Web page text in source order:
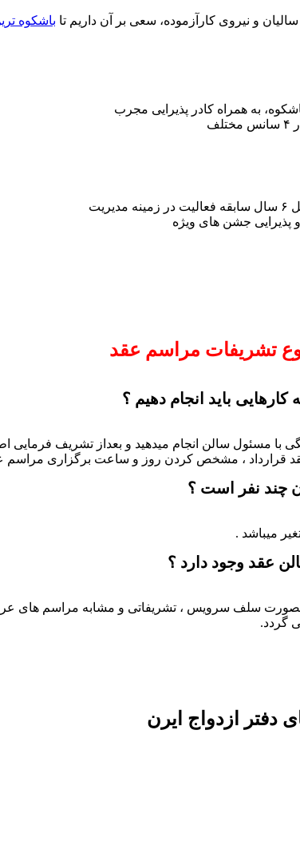
سالیان و نیروی کارآزموده، سعی بر آن داریم تا باشکوه
به همراه کادر پذیرایی مجرب
پذیرایی جشن های ویژه
تشریفات مراسم عقد
باید انجام دهیم ؟
با مسئول سالن انجام میدهید و بعداز تشریف
قرارداد ، مشخص کردن روز و ساعت برگزاری مراسم
چند نفر است ؟
عقد وجود دارد ؟
بصورت سلف سرویس ، تشریفاتی و مشابه مراسم های
گردد.
دفتر ازدواج ایرن